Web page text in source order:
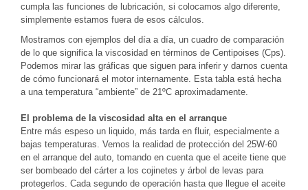
cumpla las funciones de lubricación, si colocamos algo diferente,
simplemente estamos fuera de esos cálculos.
Mostramos con ejemplos del día a día, un cuadro de comparación
de lo que significa la viscosidad en términos de Centipoises (Cps).
Podemos mirar las gráficas que siguen para inferir y darnos cuenta
de cómo funcionará el motor internamente. Esta tabla está hecha
a una temperatura “ambiente” de 21ºC aproximadamente.
El problema de la viscosidad alta en el arranque
Entre más espeso un liquido, más tarda en fluir, especialmente a
bajas temperaturas. Vemos la realidad de protección del 25W-60
en el arranque del auto, tomando en cuenta que el aceite tiene que
ser bombeado del cárter a los cojinetes y árbol de levas para
protegerlos. Cada segundo de operación hasta que llegue el aceite